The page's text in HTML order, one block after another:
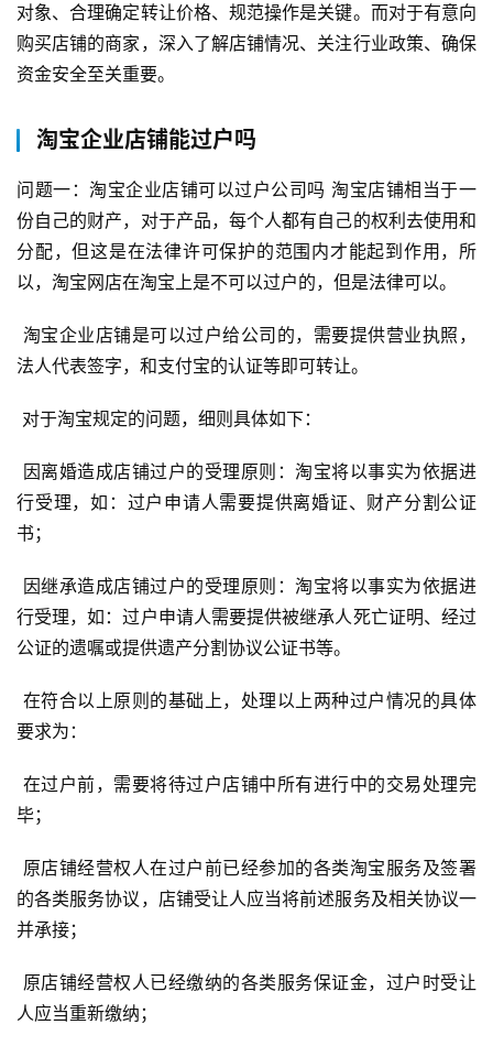
对象、合理确定转让价格、规范操作是关键。而对于有意向
购买店铺的商家，深入了解店铺情况、关注行业政策、确保
资金安全至关重要。
淘宝企业店铺能过户吗
问题一：淘宝企业店铺可以过户公司吗 淘宝店铺相当于一
份自己的财产，对于产品，每个人都有自己的权利去使用和
分配，但这是在法律许可保护的范围内才能起到作用，所
以，淘宝网店在淘宝上是不可以过户的，但是法律可以。
法人代表签字，和支付宝的认证等即可转让。
对于淘宝规定的问题，细则具体如下：
行受理，如：过户申请人需要提供离婚证、财产分割公证
书；
行受理，如：过户申请人需要提供被继承人死亡证明、经过
公证的遗嘱或提供遗产分割协议公证书等。
要求为：
毕；
的各类服务协议，店铺受让人应当将前述服务及相关协议一
并承接；
人应当重新缴纳；